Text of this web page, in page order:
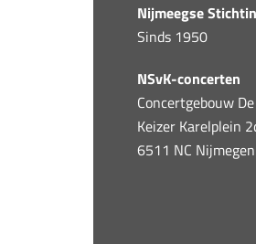
Nijmeegse
Sinds 1950
NSvK-concerten
Concertgebouw
Keizer Karelplein
6511 NC Nijmegen